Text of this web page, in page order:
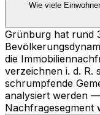
Wie viele
Grünburg hat rund
die
verzeichnen i. d. R.
schrumpfende
analysiert werden
Nachfragesegment